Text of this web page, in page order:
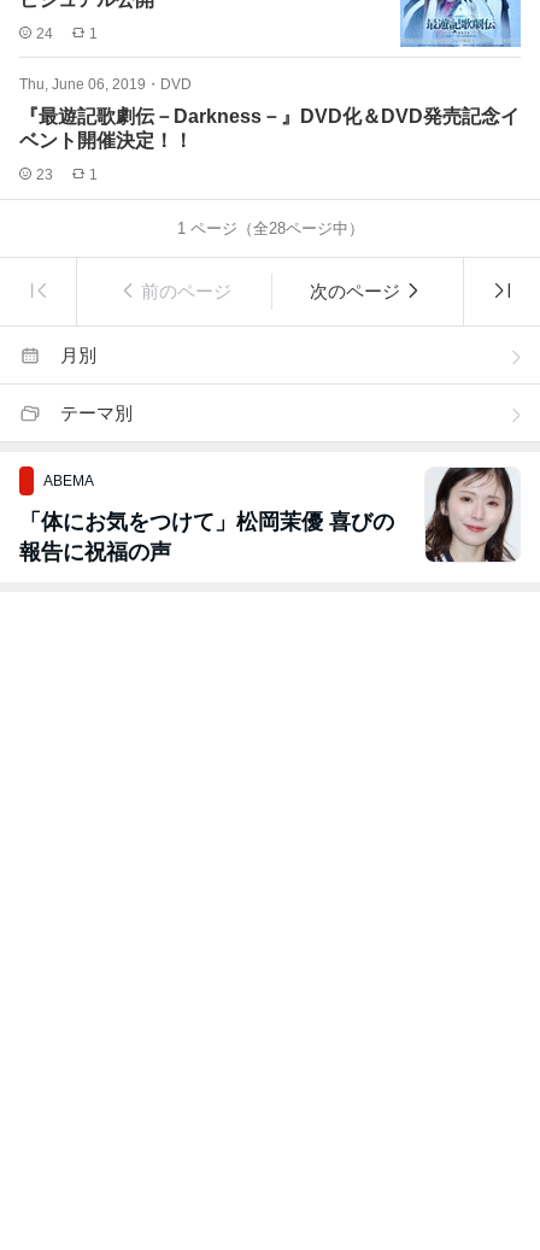
24 1
Thu, June 06, 2019 ・ DVD
『最遊記歌劇伝－Darkness－』DVD化＆DVD発売記念イ
ベント開催決定！！
23 1
1ページ（全28ページ中）
前のページ 次のページ
月別
テーマ別
ABEMA
「体にお気をつけて」松岡茉優 喜びの
報告に祝福の声